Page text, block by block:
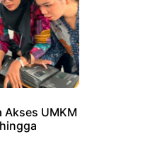
Akses UMKM